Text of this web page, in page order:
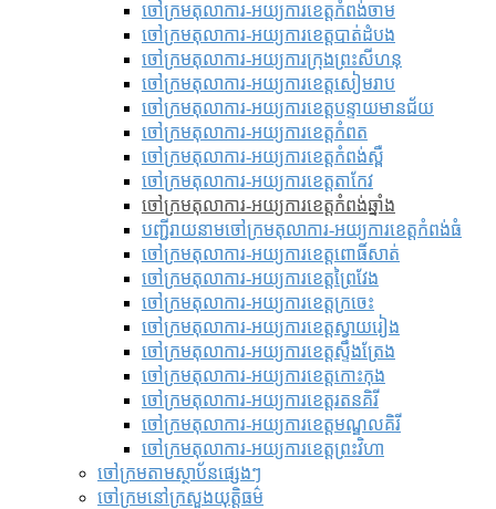
ចៅក្រមតុលាការ-អយ្យការខេត្តកំពង់ចាម
ចៅក្រមតុលាការ-អយ្យការខេត្តបាត់ដំបង
ចៅក្រមតុលាការ-អយ្យការ​ក្រុងព្រះសីហនុ
ចៅក្រមតុលាការ-អយ្យការខេត្តសៀមរាប
ចៅក្រមតុលាការ-អយ្យការខេត្តបន្ទាយមានជ័យ
ចៅក្រមតុលាការ-អយ្យការខេត្តកំពត
ចៅក្រមតុលាការ-អយ្យការខេត្តកំពង់ស្ពឺ
ចៅក្រមតុលាការ-អយ្យការខេត្តតាកែវ
ចៅក្រមតុលាការ-អយ្យការខេត្តកំពង់ឆ្នាំង
បញ្ជីរាយនាមចៅក្រមតុលាការ-អយ្យការខេត្តកំពង់ធំ
ចៅក្រមតុលាការ-អយ្យការខេត្តពោធិ៍សាត់
ចៅក្រមតុលាការ-អយ្យការខេត្តព្រៃវែង
ចៅក្រមតុលាការ-អយ្យការខេត្តក្រចេះ
ចៅក្រមតុលាការ-អយ្យការខេត្តស្វាយរៀង
ចៅក្រមតុលាការ-អយ្យការខេត្តស្ទឹងត្រែង
ចៅក្រមតុលាការ-អយ្យការខេត្តកោះកុង
ចៅក្រមតុលាការ-អយ្យការខេត្តរតនគិរី
ចៅក្រមតុលាការ-អយ្យការខេត្តមណ្ឌលគិរី
ចៅក្រមតុលាការ-អយ្យការខេត្តព្រះវិហា
ចៅក្រមតាមស្ថាប័នផ្សេងៗ
ចៅក្រមនៅក្រសួងយុត្តិធម៌